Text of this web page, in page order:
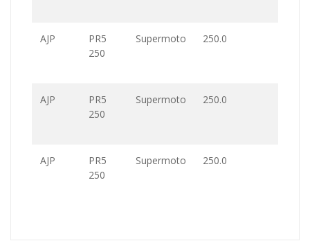
AJP
PR5
250
Supermoto 250.0
AJP
PR5
250
Supermoto 250.0
AJP
PR5
250
Supermoto 250.0